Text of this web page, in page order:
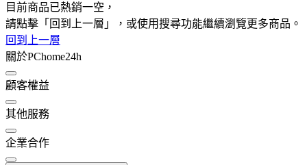
目前商品已熱銷一空，
請點擊「回到上一層」，或使用搜尋功能繼續瀏覽更多商品。
回到上一層
關於PChome24h
顧客權益
其他服務
企業合作